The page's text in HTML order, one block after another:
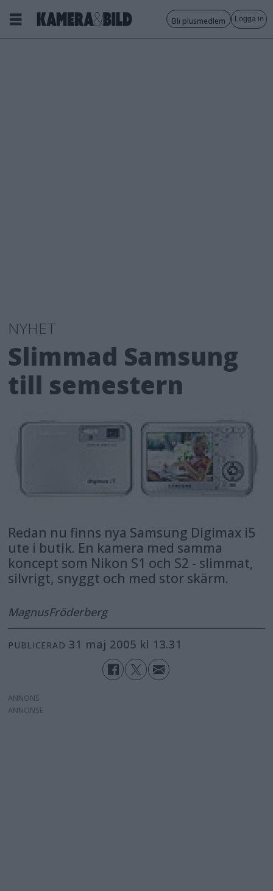
Bli plusmedlem Logga in
NYHET
Slimmad Samsung
till semestern
Redan nu finns nya Samsung Digimax i5
ute i butik. En kamera med samma
koncept som Nikon S1 och S2 - slimmat,
silvrigt, snyggt och med stor skärm.
MagnusFröderberg
PUBLICERAD 31 maj 2005 kl 13.31
ANNONS